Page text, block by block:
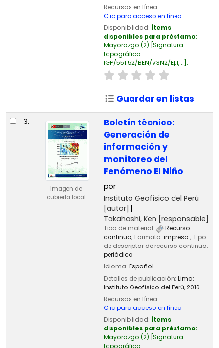
Recursos en línea:
Clic para acceso en línea
Disponibilidad: Ítems
disponibles para préstamo:
Mayorazgo (2) Signatura
topográfica:
IGP/551.52/BEN/V3N2/Ej.1, .. .
Guardar en listas
3.
Imagen de
cubierta local
Boletín técnico:
Generación de
información y
monitoreo del
Fenómeno El Niño
por
Instituto Geofísico del Perú
[autor]
Takahashi, Ken [responsable]
Tipo de material:
Recurso
continuo; Formato: impreso ; Tipo
de descriptor de recurso continuo:
periódico
Idioma: Español
Detalles de publicación: Lima:
Instituto Geofísico del Perú,2016-
Recursos en línea:
Clic para acceso en línea
Disponibilidad: Ítems
disponibles para préstamo:
Mayorazgo (2) Signatura
topográfica: